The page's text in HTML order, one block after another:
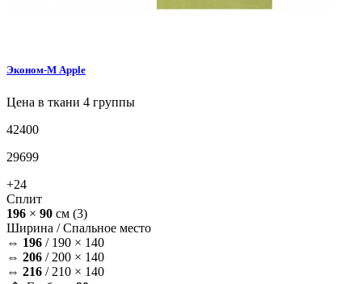
Эконом-М Apple
Цена в ткани 4 группы
42400
29699
+24
Сплит
196 × 90 см (3)
Ширина /Спальное место
⇔ 196 / 190 × 140
⇔ 206 / 200 × 140
⇔ 216 / 210 × 140